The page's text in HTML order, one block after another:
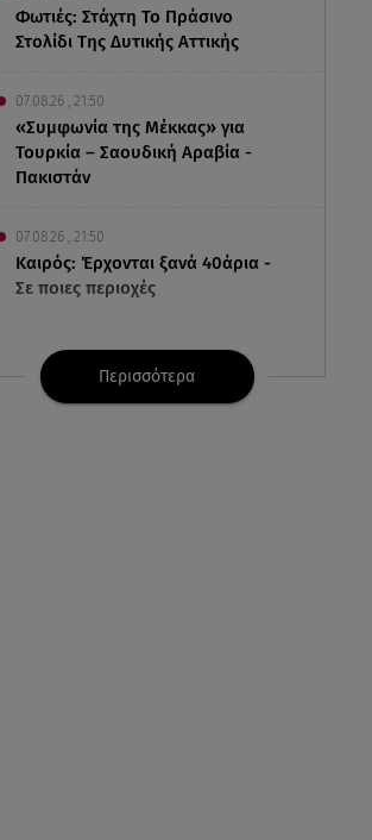
Φωτιές: Στάχτη Το Πράσινο
Στολίδι Της Δυτικής Αττικής
07.08.26 , 21:50
«Συμφωνία της Μέκκας» για
Τουρκία – Σαουδική Αραβία -
Πακιστάν
07.08.26 , 21:50
Καιρός: Έρχονται ξανά 40άρια -
Σε ποιες περιοχές
07.08.26 , 21:32
Κρήτη: Τουρίστας ρωτούσε
πόσο να πληρώσει για να
Περισσότερα